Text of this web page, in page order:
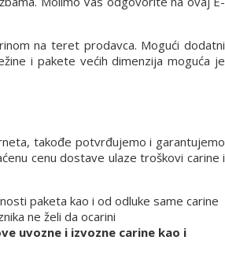
na teret prodavca. Mogući dodatni
i pakete većih dimenzija moguća je
takođe potvrđujemo i garantujemo
cenu dostave ulaze troškovi carine i
paketa kao i od odluke same carine
ne želi da ocarini
uvozne i izvozne carine kao i